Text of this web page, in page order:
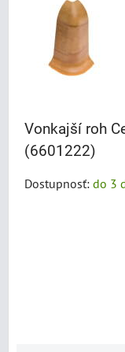
Vonkajší roh
(6601222)
Dostupnosť: do 3